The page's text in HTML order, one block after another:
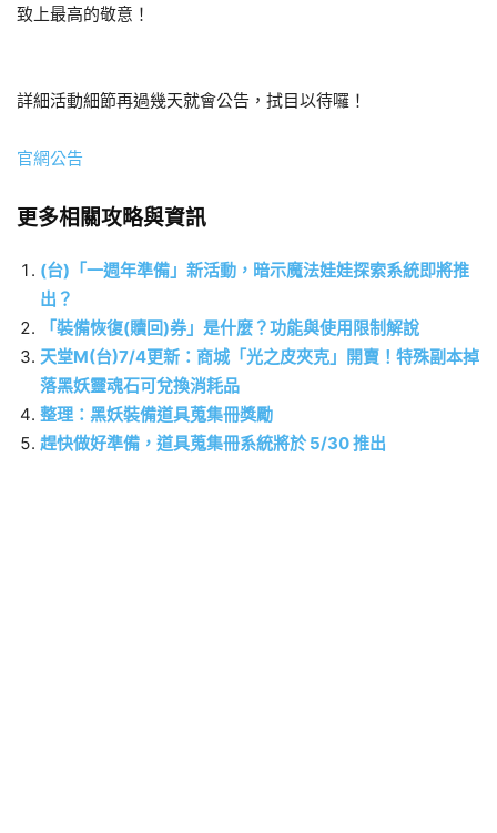
致上最高的敬意！
詳細活動細節再過幾天就會公告，拭目以待囉！
官網公告
更多相關攻略與資訊
(台)「一週年準備」新活動，暗示魔法娃娃探索系統即將推
出？
「裝備恢復(贖回)券」是什麼？功能與使用限制解說
天堂M(台)7/4更新：商城「光之皮夾克」開賣！特殊副本掉
落黑妖靈魂石可兌換消耗品
整理：黑妖裝備道具蒐集冊獎勵
趕快做好準備，道具蒐集冊系統將於 5/30 推出